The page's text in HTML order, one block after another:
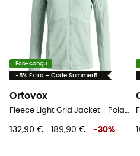
Eco-conçu
-5% Extra - Code Summer5
Ortovox
Fleece Light Grid Jacket - Polaire en laine mérinos femme
132,90 € 189,90 € -30%